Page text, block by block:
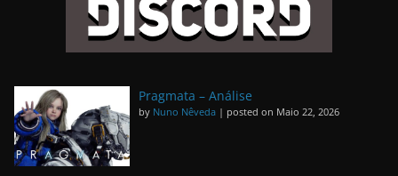
Pragmata – Análise
by Nuno Nêveda | posted on Maio 22, 2026